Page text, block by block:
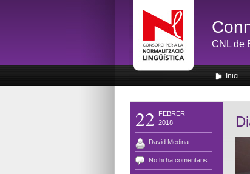
CNL de
Inici
22
FEBRER
2018
David Medina
No hi ha comentaris